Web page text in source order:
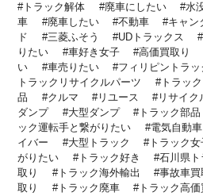
トラック解体
廃車にしたい 水
車
廃車したい 不動車 キャン
ド
三菱ふそう UDトラックス
りたい
車好き女子 高価買取り
い
車売りたい フィリピントラッ
トラックリサイクルパーツ
トラッ
品
クルマ リユース リサイク
ダンプ
大型ダンプ トラック部品
ック運転手と繋がりたい
電気自動車
イバー
大型トラック トラック女
がりたい
トラック好き 石川県ト
取り
トラック海外輸出 事故車買
取り
トラック廃車 トラック高価